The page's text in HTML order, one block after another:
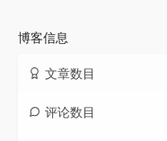
博客信息
文章数目
评论数目